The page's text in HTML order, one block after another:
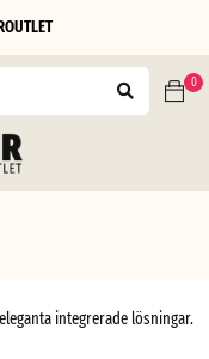
0
integrerade lösningar.